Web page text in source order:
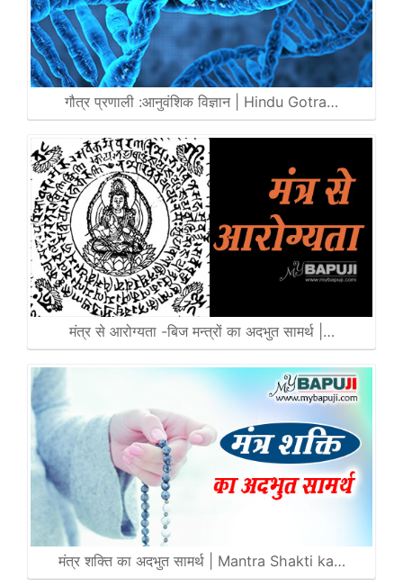
गौत्र प्रणाली :आनुवंशिक विज्ञान | Hindu Gotra…
मंत्र से आरोग्यता -बिज मन्त्रों का अदभुत सामर्थ |…
मंत्र शक्ति का अदभुत सामर्थ | Mantra Shakti ka…